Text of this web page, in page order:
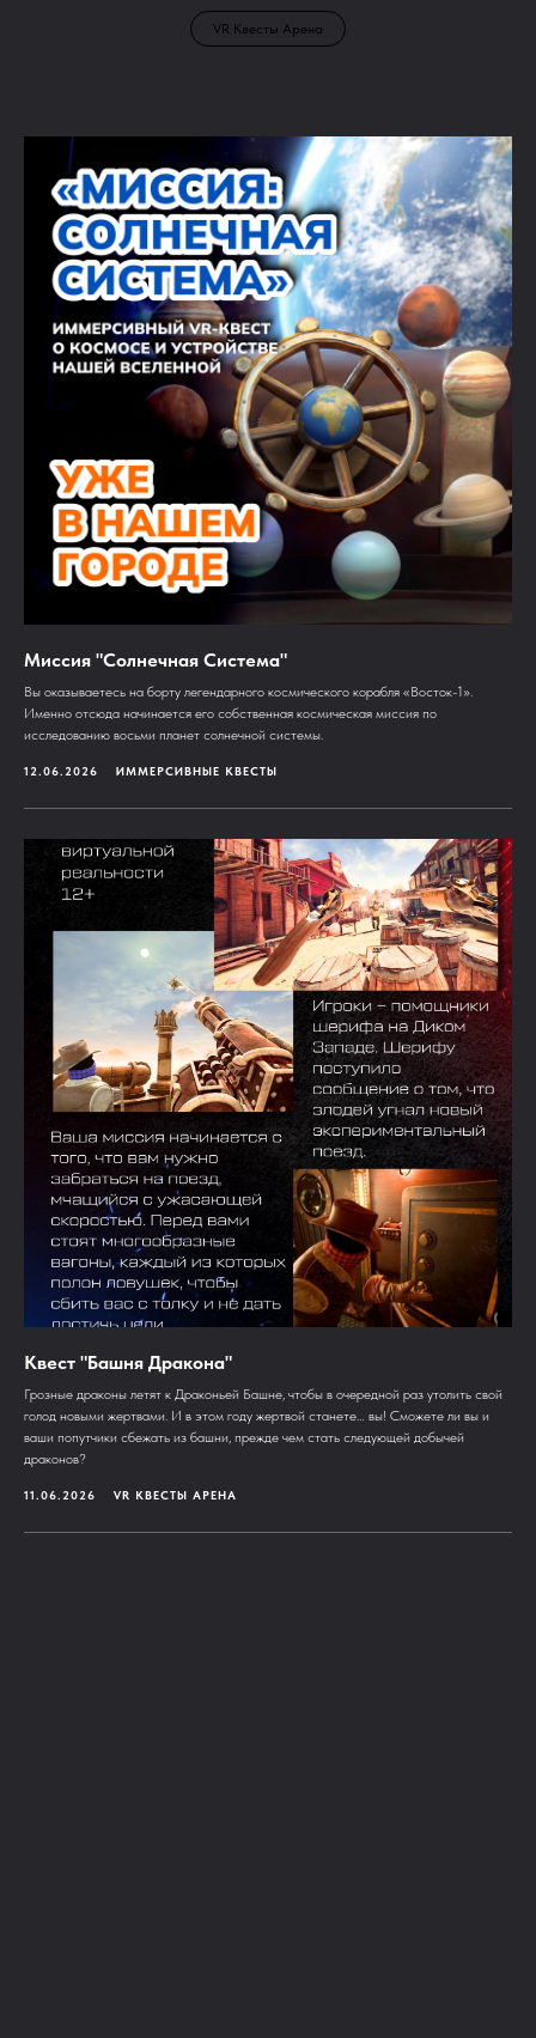
VR Квесты Арена
Миссия "Солнечная Система"
Вы оказываетесь на борту легендарного космического корабля «Восток-1».
Именно отсюда начинается его собственная космическая миссия по
исследованию восьми планет солнечной системы.
12.06.2026 ИММЕРСИВНЫЕ КВЕСТЫ
Квест "Башня Дракона"
Грозные драконы летят к Драконьей Башне, чтобы в очередной раз утолить свой
голод новыми жертвами. И в этом году жертвой станете… вы! Сможете ли вы и
ваши попутчики сбежать из башни, прежде чем стать следующей добычей
драконов?
11.06.2026 VR КВЕСТЫ АРЕНА